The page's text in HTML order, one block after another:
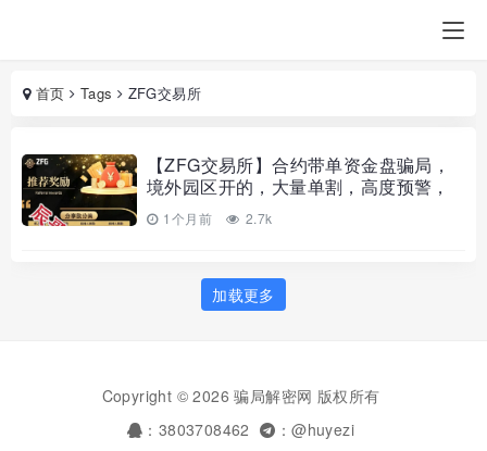
首页 Tags ZFG交易所
【ZFG交易所】合约带单资金盘骗局，
境外园区开的，大量单割，高度预警，
远离1个月前 2.7k
加载更多
Copyright © 2026 骗局解密网 版权所有
：3803708462
：@huyezi